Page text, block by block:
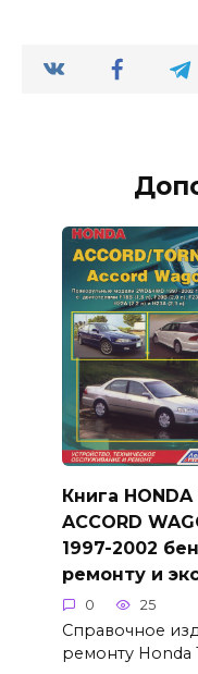
Книга HONDA
ACCORD
1997-2002
ремонту и
0 25
Справочное
ремонту Honda